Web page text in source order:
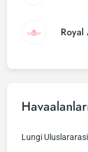
Royal
Lungi